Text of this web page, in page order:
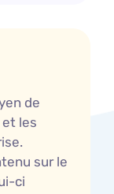
de
les
sur le
ci